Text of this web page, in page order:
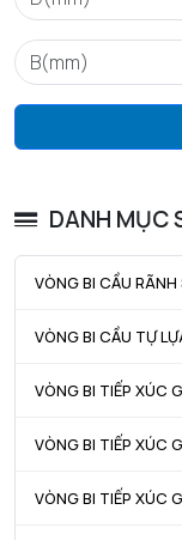
DANH MỤC
VÒNG BI CẦU
VÒNG BI CẦU TỰ
VÒNG BI TIẾP XÚC
VÒNG BI TIẾP XÚC
VÒNG BI TIẾP XÚC
Tmin - Nhiệt độ
Tmax - Nhiệt độ
GIỚI HẠN
Da max - Đường
ra max - Bán kính